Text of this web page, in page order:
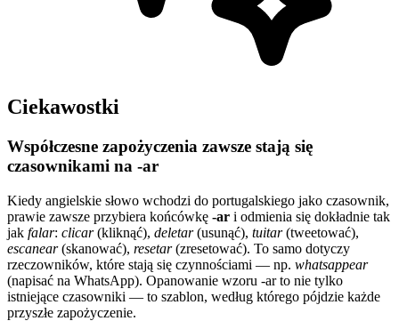
Ciekawostki
Współczesne zapożyczenia zawsze stają się
czasownikami na -ar
Kiedy angielskie słowo wchodzi do portugalskiego jako czasownik,
prawie zawsze przybiera końcówkę -ar i odmienia się dokładnie tak
jak falar: clicar(kliknąć), deletar(usunąć), tuitar(tweetować),
escanear(skanować), resetar(zresetować). To samo dotyczy
rzeczowników, które stają się czynnościami — np. whatsappear
(napisać na WhatsApp). Opanowanie wzoru -ar to nie tylko
istniejące czasowniki — to szablon, według którego pójdzie każde
przyszłe zapożyczenie.